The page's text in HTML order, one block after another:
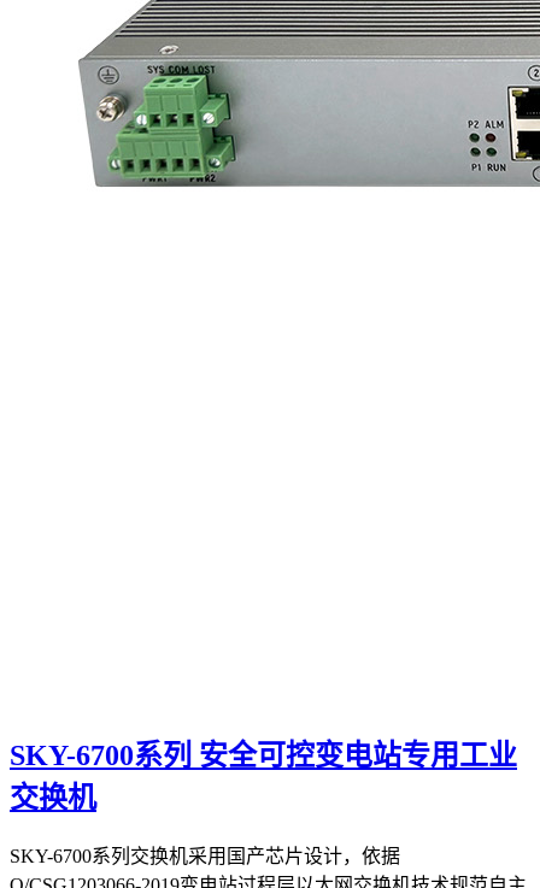
SKY-6700系列 安全可控变电站专用工业
交换机
SKY-6700系列交换机采用国产芯片设计，依据